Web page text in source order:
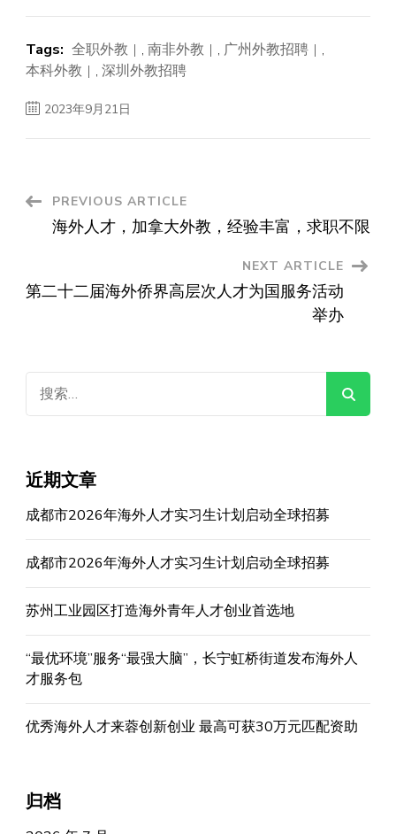
Tags: 全职外教 , 南非外教 , 广州外教招聘
,
本科外教
, 深圳外教招聘
2023年9月21日
Post
Navigation
PREVIOUS ARTICLE
海外人才，加拿大外教，经验丰富，求职不限
NEXT ARTICLE
第二十二届海外侨界高层次人才为国服务活动
举办
索：
近期文章
成都市2026年海外人才实习生计划启动全球招募
成都市2026年海外人才实习生计划启动全球招募
苏州工业园区打造海外青年人才创业首选地
“最优环境”服务“最强大脑”，长宁虹桥街道发布海外人
才服务包
优秀海外人才来蓉创新创业 最高可获30万元匹配资助
归档